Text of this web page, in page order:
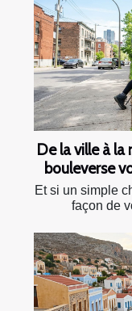
De la ville à
bouleverse
Et si un simple
façon de